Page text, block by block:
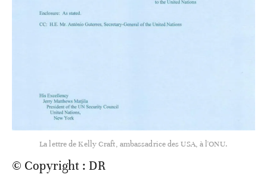
La lettre de Kelly Craft, ambassadrice des USA, à l'ONU.
© Copyright : DR